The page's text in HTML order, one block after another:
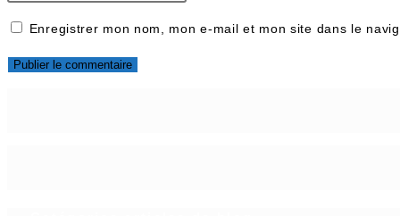
username
to
address
to
de
votre
Enregistrer mon nom, mon e-mail et mon site dans le